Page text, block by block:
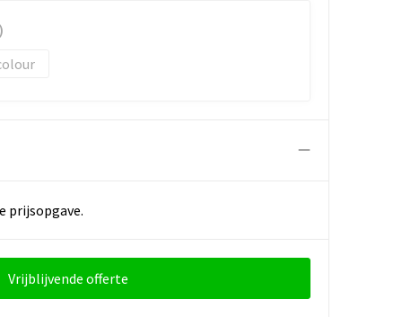
prijsopgave.
Vrijblijvende offerte